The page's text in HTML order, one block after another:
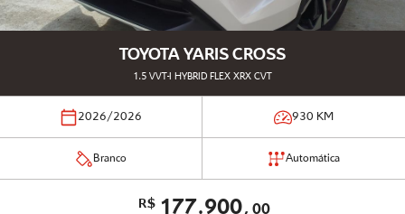
TOYOTA YARIS CROSS
1.5 VVT-I HYBRID FLEX XRX CVT
2026/2026 930 KM
Branco Automática
R$177.900, 00